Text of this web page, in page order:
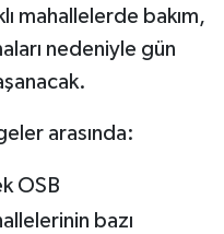
mahallelerde bakım,
nedeniyle gün
arasında:
OSB
bazı